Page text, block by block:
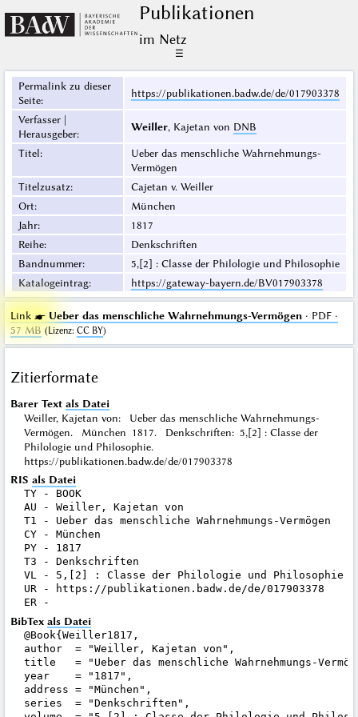
Publikationen
im Netz
☰
Permalink zu dieser
Seite:
https://publikationen.badw.de/de/017903378
Verfasser |
Herausgeber:
Weiller, Kajetan von DNB
Titel:
Ueber das menschliche Wahrnehmungs-
Vermögen
Titelzusatz:
Cajetan v. Weiller
Ort:
München
Jahr:
1817
Reihe:
Denkschriften
Bandnummer:
5,[2] : Classe der Philologie und Philosophie
Katalogeintrag: https://gateway-bayern.de/BV017903378
Link ☛ Ueber das menschliche Wahrnehmungs-Vermögen· PDF ·
57 MB (Lizenz: CC BY)
Zitierformate
Barer Text als Datei
Weiller, Kajetan von: Ueber das menschliche Wahrnehmungs-
Vermögen. München 1817. Denkschriften: 5,[2] : Classe der
Philologie und Philosophie.
https://publikationen.badw.de/de/017903378
RIS als Datei
TY - BOOK
AU - Weiller, Kajetan von
T1 - Ueber das menschliche Wahrnehmungs-Vermögen
CY - München
PY - 1817
T3 - Denkschriften
VL - 5,[2] : Classe der Philologie und Philosophie
UR - https://publikationen.badw.de/de/017903378
BibTex als Datei
@Book{Weiller1817,
author  = "Weiller, Kajetan von",
title   = "Ueber das menschliche Wahrnehmungs-
year    = "1817",
address = "München",
series  = "Denkschriften",